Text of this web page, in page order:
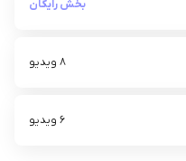
بخش رایگان
8 ویدیو
6 ویدیو